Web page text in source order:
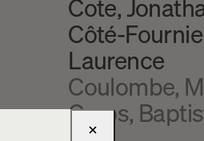
Cote,
Côté-
Laurence
Coulombe,
Creps,
×